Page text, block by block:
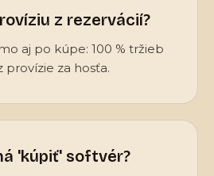
z rezervácií?
aj po kúpe: 100 % tržieb
provízie za hosťa.
'kúpiť' softvér?